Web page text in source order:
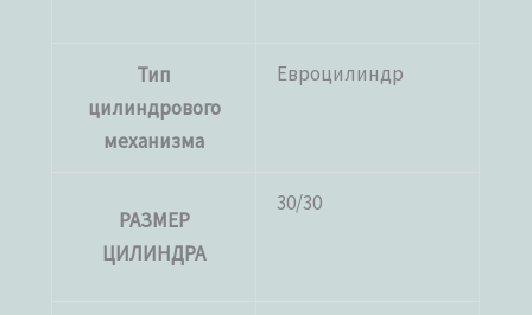
Тип
цилиндрового
механизма
Евроцилиндр
РАЗМЕР
ЦИЛИНДРА
30/30